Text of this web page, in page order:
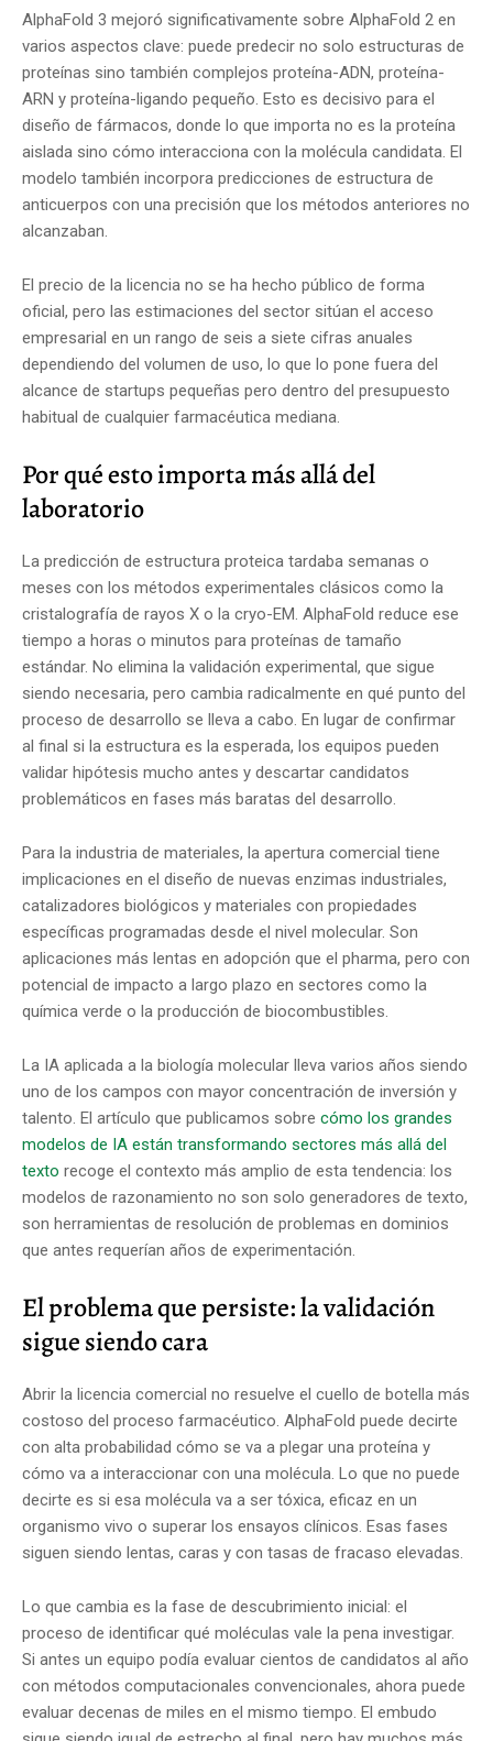
AlphaFold 3 mejoró significativamente sobre AlphaFold 2 en
varios aspectos clave: puede predecir no solo estructuras de
proteínas sino también complejos proteína-ADN, proteína-
ARN y proteína-ligando pequeño. Esto es decisivo para el
diseño de fármacos, donde lo que importa no es la proteína
aislada sino cómo interacciona con la molécula candidata. El
modelo también incorpora predicciones de estructura de
anticuerpos con una precisión que los métodos anteriores no
alcanzaban.
El precio de la licencia no se ha hecho público de forma
oficial, pero las estimaciones del sector sitúan el acceso
empresarial en un rango de seis a siete cifras anuales
dependiendo del volumen de uso, lo que lo pone fuera del
alcance de startups pequeñas pero dentro del presupuesto
habitual de cualquier farmacéutica mediana.
Por qué esto importa más allá del
laboratorio
La predicción de estructura proteica tardaba semanas o
meses con los métodos experimentales clásicos como la
cristalografía de rayos X o la cryo-EM. AlphaFold reduce ese
tiempo a horas o minutos para proteínas de tamaño
estándar. No elimina la validación experimental, que sigue
siendo necesaria, pero cambia radicalmente en qué punto del
proceso de desarrollo se lleva a cabo. En lugar de confirmar
al final si la estructura es la esperada, los equipos pueden
validar hipótesis mucho antes y descartar candidatos
problemáticos en fases más baratas del desarrollo.
Para la industria de materiales, la apertura comercial tiene
implicaciones en el diseño de nuevas enzimas industriales,
catalizadores biológicos y materiales con propiedades
específicas programadas desde el nivel molecular. Son
aplicaciones más lentas en adopción que el pharma, pero con
potencial de impacto a largo plazo en sectores como la
química verde o la producción de biocombustibles.
La IA aplicada a la biología molecular lleva varios años siendo
uno de los campos con mayor concentración de inversión y
talento. El artículo que publicamos sobre cómo los grandes
modelos de IA están transformando sectores más allá del
texto recoge el contexto más amplio de esta tendencia: los
modelos de razonamiento no son solo generadores de texto,
son herramientas de resolución de problemas en dominios
que antes requerían años de experimentación.
El problema que persiste: la validación
sigue siendo cara
Abrir la licencia comercial no resuelve el cuello de botella más
costoso del proceso farmacéutico. AlphaFold puede decirte
con alta probabilidad cómo se va a plegar una proteína y
cómo va a interaccionar con una molécula. Lo que no puede
decirte es si esa molécula va a ser tóxica, eficaz en un
organismo vivo o superar los ensayos clínicos. Esas fases
siguen siendo lentas, caras y con tasas de fracaso elevadas.
Lo que cambia es la fase de descubrimiento inicial: el
proceso de identificar qué moléculas vale la pena investigar.
Si antes un equipo podía evaluar cientos de candidatos al año
con métodos computacionales convencionales, ahora puede
evaluar decenas de miles en el mismo tiempo. El embudo